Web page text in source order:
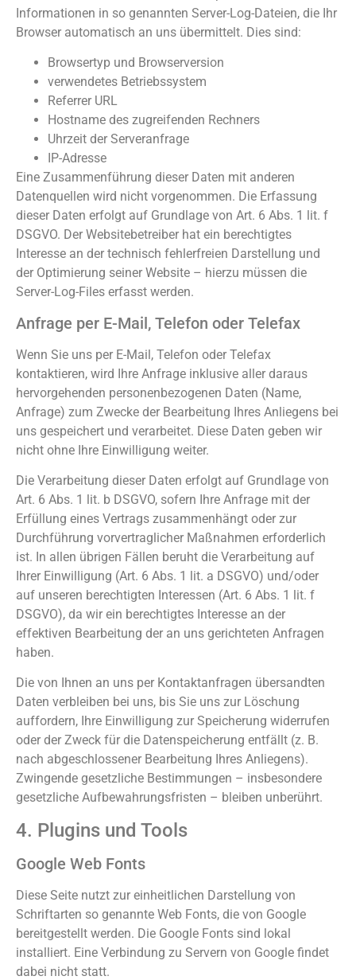
Informationen in so genannten Server-Log-Dateien, die Ihr
Browser automatisch an uns übermittelt. Dies sind:
Browsertyp und Browserversion
verwendetes Betriebssystem
Referrer URL
Hostname des zugreifenden Rechners
Uhrzeit der Serveranfrage
IP-Adresse
Eine Zusammenführung dieser Daten mit anderen
Datenquellen wird nicht vorgenommen. Die Erfassung
dieser Daten erfolgt auf Grundlage von Art. 6 Abs. 1 lit. f
DSGVO. Der Websitebetreiber hat ein berechtigtes
Interesse an der technisch fehlerfreien Darstellung und
der Optimierung seiner Website – hierzu müssen die
Server-Log-Files erfasst werden.
Anfrage per E-Mail, Telefon oder Telefax
Wenn Sie uns per E-Mail, Telefon oder Telefax
kontaktieren, wird Ihre Anfrage inklusive aller daraus
hervorgehenden personenbezogenen Daten (Name,
Anfrage) zum Zwecke der Bearbeitung Ihres Anliegens bei
uns gespeichert und verarbeitet. Diese Daten geben wir
nicht ohne Ihre Einwilligung weiter.
Die Verarbeitung dieser Daten erfolgt auf Grundlage von
Art. 6 Abs. 1 lit. b DSGVO, sofern Ihre Anfrage mit der
Erfüllung eines Vertrags zusammenhängt oder zur
Durchführung vorvertraglicher Maßnahmen erforderlich
ist. In allen übrigen Fällen beruht die Verarbeitung auf
Ihrer Einwilligung (Art. 6 Abs. 1 lit. a DSGVO) und/oder
auf unseren berechtigten Interessen (Art. 6 Abs. 1 lit. f
DSGVO), da wir ein berechtigtes Interesse an der
effektiven Bearbeitung der an uns gerichteten Anfragen
haben.
Die von Ihnen an uns per Kontaktanfragen übersandten
Daten verbleiben bei uns, bis Sie uns zur Löschung
auffordern, Ihre Einwilligung zur Speicherung widerrufen
oder der Zweck für die Datenspeicherung entfällt (z. B.
nach abgeschlossener Bearbeitung Ihres Anliegens).
Zwingende gesetzliche Bestimmungen – insbesondere
gesetzliche Aufbewahrungsfristen – bleiben unberührt.
4. Plugins und Tools
Google Web Fonts
Diese Seite nutzt zur einheitlichen Darstellung von
Schriftarten so genannte Web Fonts, die von Google
bereitgestellt werden. Die Google Fonts sind lokal
installiert. Eine Verbindung zu Servern von Google findet
dabei nicht statt.